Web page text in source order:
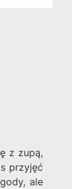
z zupą,
przyjęć
ale